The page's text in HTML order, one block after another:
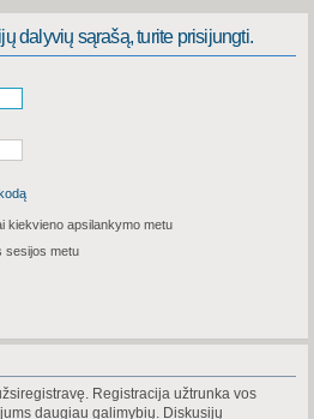
dalyvių sąrašą, turite prisijungti.
kiekvieno apsilankymo metu
sesijos metu
Registracija užtrunka vos
daugiau galimybių. Diskusijų